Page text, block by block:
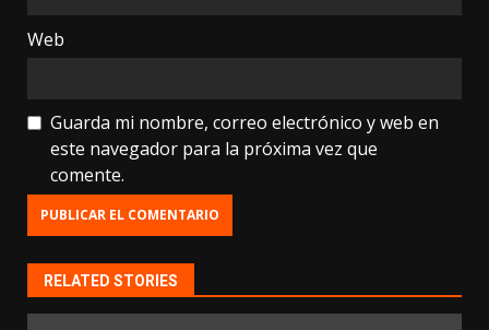
Web
Guarda mi nombre, correo electrónico y web en
este navegador para la próxima vez que
comente.
RELATED STORIES